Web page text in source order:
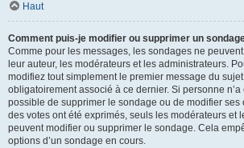
Haut
Comment puis-je modifier ou supprimer un
Comme pour les messages, les sondages ne
leur auteur, les modérateurs et les administrateurs.
modifiez tout simplement le premier message du
obligatoirement associé à ce dernier. Si personne
possible de supprimer le sondage ou de modifier ses
des votes ont été exprimés, seuls les modérateurs et
peuvent modifier ou supprimer le sondage. Cela
options d’un sondage en cours.